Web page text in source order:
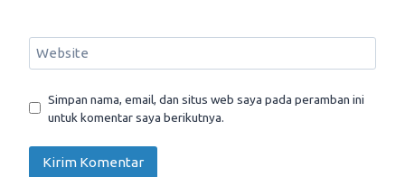
Website
Simpan nama, email, dan situs web saya pada peramban ini
untuk komentar saya berikutnya.